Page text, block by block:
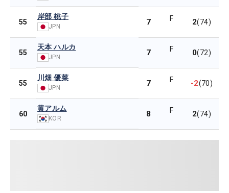
55
岸部 桃子
JPN 7 F 2(74)
55
天本 ハルカ
JPN 7 F 0(72)
55
川畑 優菜
JPN 7 F -2(70)
60
黄アルム
KOR 8 F 2(74)